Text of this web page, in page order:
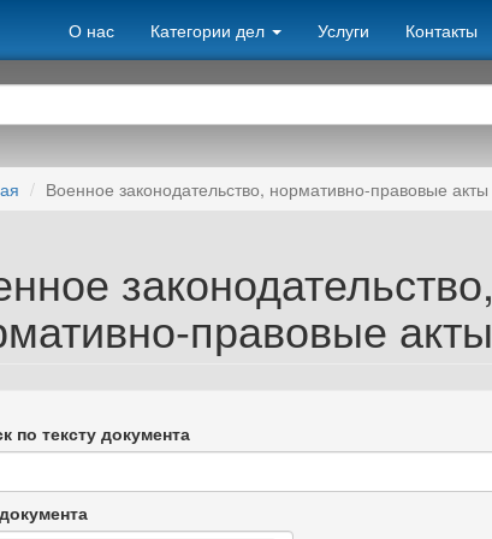
О нас Категории дел Услуги Контакты
Военное законодательство, нормативно-правовые акты
законодательство,
правовые акты
по тексту документа